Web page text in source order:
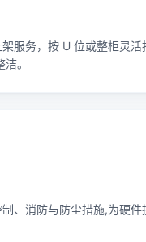
服务，按 U 位或整柜灵活
。
、消防与防尘措施,为硬件